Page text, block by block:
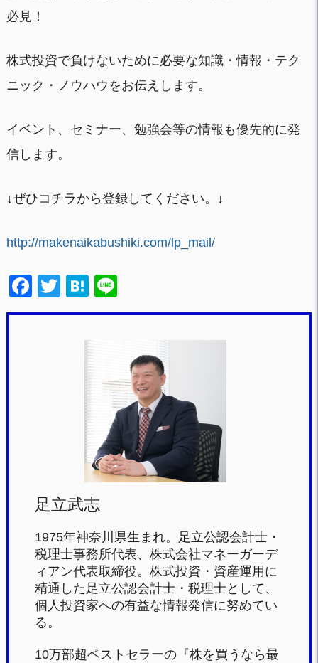
必見！
株式投資で負けないために必要な知識・情報・テク
ニック・ノウハウをお伝えします。
イベント、セミナー、勉強会等の情報も優先的に発
信します。
↓ぜひコチラから登録してください。↓
http://makenaikabushiki.com/lp_mail/
F
a
T
wi
H
at
n
a
n
足立武志
1975年神奈川県生まれ。足立公認会計士・
税理士事務所代表、株式会社マネーガーデ
ィアン代表取締役。株式投資・資産運用に
精通した足立公認会計士・税理士として、
個人投資家への有益な情報発信に努めてい
る。
10万部超ベストセラーの『株を買うなら最